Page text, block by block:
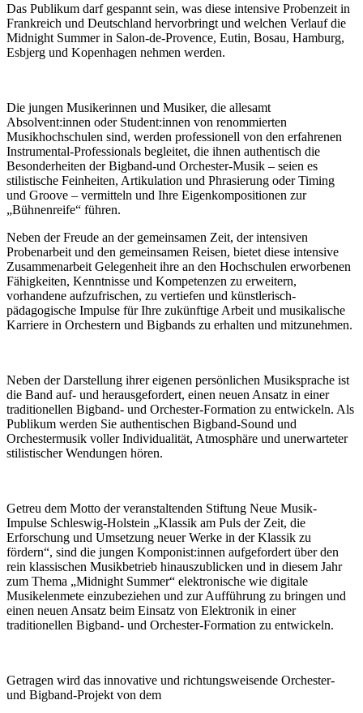
Das Publikum darf gespannt sein, was diese intensive Probenzeit in
Frankreich und Deutschland hervorbringt und welchen Verlauf die
Midnight Summer in Salon-de-Provence, Eutin, Bosau, Hamburg,
Esbjerg und Kopenhagen nehmen werden.
Die jungen Musikerinnen und Musiker, die allesamt
Absolvent:innen oder Student:innen von renommierten
Musikhochschulen sind, werden professionell von den erfahrenen
Instrumental-Professionals begleitet, die ihnen authentisch die
Besonderheiten der Bigband-und Orchester-Musik – seien es
stilistische Feinheiten, Artikulation und Phrasierung oder Timing
und Groove – vermitteln und Ihre Eigenkompositionen zur
„Bühnenreife“ führen.
Neben der Freude an der gemeinsamen Zeit, der intensiven
Probenarbeit und den gemeinsamen Reisen, bietet diese intensive
Zusammenarbeit Gelegenheit ihre an den Hochschulen erworbenen
Fähigkeiten, Kenntnisse und Kompetenzen zu erweitern,
vorhandene aufzufrischen, zu vertiefen und künstlerisch-
pädagogische Impulse für Ihre zukünftige Arbeit und musikalische
Karriere in Orchestern und Bigbands zu erhalten und mitzunehmen.
Neben der Darstellung ihrer eigenen persönlichen Musiksprache ist
die Band auf- und herausgefordert, einen neuen Ansatz in einer
traditionellen Bigband- und Orchester-Formation zu entwickeln. Als
Publikum werden Sie authentischen Bigband-Sound und
Orchestermusik voller Individualität, Atmosphäre und unerwarteter
stilistischer Wendungen hören.
Getreu dem Motto der veranstaltenden Stiftung Neue Musik-
Impulse Schleswig-Holstein „Klassik am Puls der Zeit, die
Erforschung und Umsetzung neuer Werke in der Klassik zu
fördern“, sind die jungen Komponist:innen aufgefordert über den
rein klassischen Musikbetrieb hinauszublicken und in diesem Jahr
zum Thema „Midnight Summer“ elektronische wie digitale
Musikelenmete einzubeziehen und zur Aufführung zu bringen und
einen neuen Ansatz beim Einsatz von Elektronik in einer
traditionellen Bigband- und Orchester-Formation zu entwickeln.
Getragen wird das innovative und richtungsweisende Orchester-
und Bigband-Projekt von dem